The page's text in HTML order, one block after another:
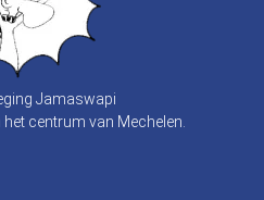
Jamaswapi
het centrum van Mechelen.